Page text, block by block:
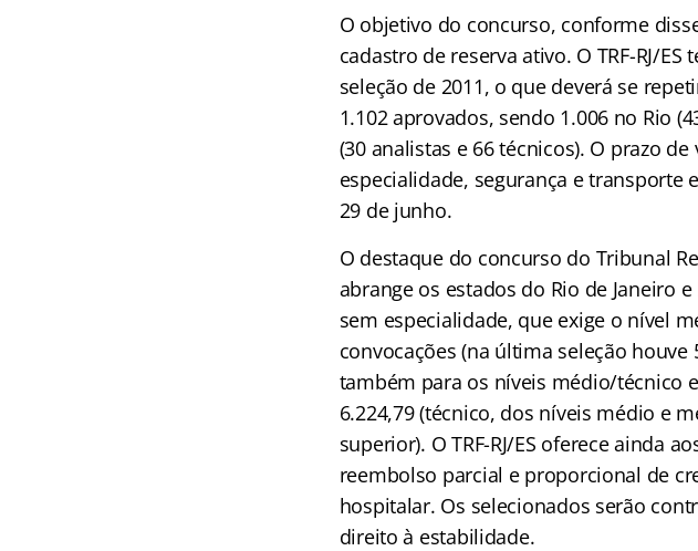
O objetivo do concurso, conforme
cadastro de reserva ativo. O TRF-RJ/
seleção de 2011, o que deverá se
1.102 aprovados, sendo 1.006 no Rio
(30 analistas e 66 técnicos). O prazo
especialidade, segurança e transporte
29 de junho.
O destaque do concurso do Tribunal
abrange os estados do Rio de Janeiro
sem especialidade, que exige o nível
convocações (na última seleção
também para os níveis médio/técnico
6.224,79 (técnico, dos níveis médio e
superior). O TRF-RJ/ES oferece ainda
reembolso parcial e proporcional de
hospitalar. Os selecionados serão
direito à estabilidade.